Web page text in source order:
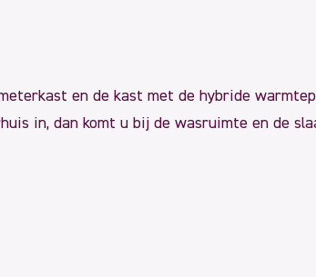
en de kast met de hybride
in, dan komt u bij de wasruimte en de